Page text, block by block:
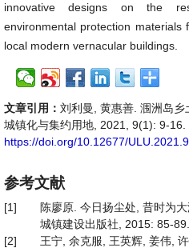
innovative designs on the
environmental protection
local modern vernacular buildings.
文章引用： 刘利曼, 黄惠善. 涠洲岛乡
城镇化与集约用地, 2021, 9(1): 9-16.
https://doi.org/10.12677/
参考文献
[1]
陈廖原. 今日扬尘处, 昔时为
城镇建设出版社, 2015: 85-89.
[2]
王宁, 余克服, 王英辉, 姜伟,